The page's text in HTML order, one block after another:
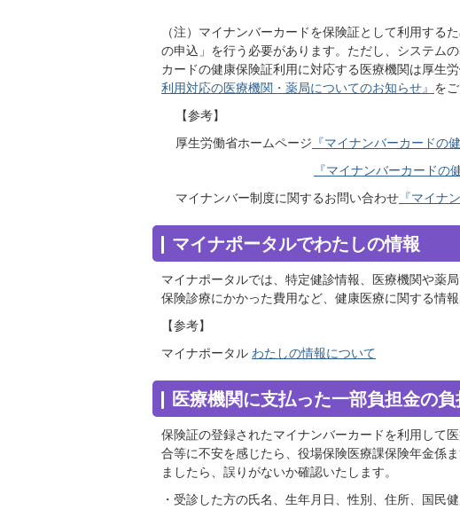
（注）マイナンバーカードを保険証として利用する
の申込」を行う必要があります。ただし、システム
カードの健康保険証利用に対応する医療機関は厚生
利用対応の医療機関・薬局についてのお知らせ』 を
【参考】
厚生労働省ホームページ 『マイナンバーカードの
『マイナンバーカードの
マイナンバー制度に関するお問い合わせ 『マイナ
マイナポータルでわたしの情報
マイナポータルでは、特定健診情報、医療機関や薬
保険診療にかかった費用など、健康医療に関する情
【参考】
マイナポータル わたしの情報について
医療機関に支払った一部負担金の
保険証の登録されたマイナンバーカードを利用して
合等に不安を感じたら、役場保険医療課保険年金係
ましたら、誤りがないか確認いたします。
・受診した方の氏名、生年月日、性別、住所、国民